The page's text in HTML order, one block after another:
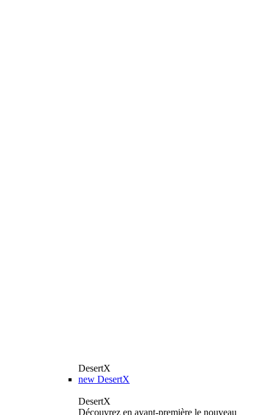
DesertX
new DesertX
DesertX
Découvrez en avant-première le nouveau